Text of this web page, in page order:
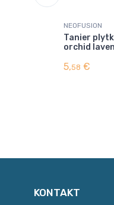
NEOFUSION
Tanier
orchid
5,58 €
KONTAKT